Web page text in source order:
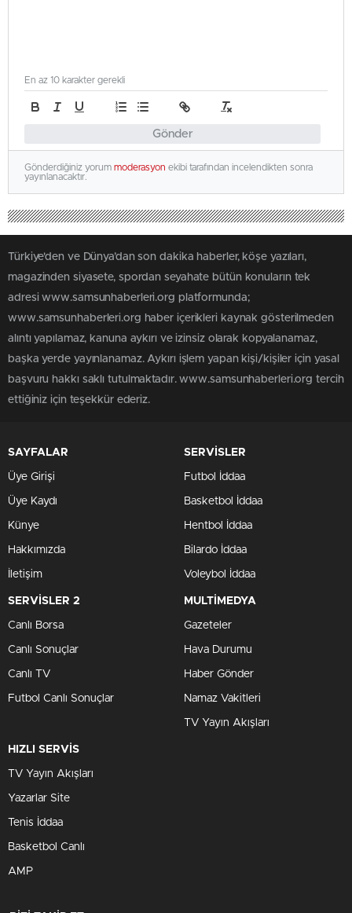
Gönder
En az 10 karakter gerekli
Gönderdiğiniz yorum moderasyon ekibi tarafından incelendikten sonra
yayınlanacaktır.
Türkiye'den ve Dünya’dan son dakika haberler, köşe yazıları,
magazinden siyasete, spordan seyahate bütün konuların tek
adresi www.samsunhaberleri.org platformunda;
www.samsunhaberleri.org haber içerikleri kaynak gösterilmeden
alıntı yapılamaz, kanuna aykırı ve izinsiz olarak kopyalanamaz,
başka yerde yayınlanamaz. Aykırı işlem yapan kişi/kişiler için yasal
başvuru hakkı saklı tutulmaktadır. www.samsunhaberleri.org tercih
ettiğiniz için teşekkür ederiz.
SAYFALAR
Üye Girişi
Üye Kaydı
Künye
Hakkımızda
İletişim
SERVİSLER
Futbol İddaa
Basketbol İddaa
Hentbol İddaa
Bilardo İddaa
Voleybol İddaa
SERVİSLER 2
Canlı Borsa
Canlı Sonuçlar
Canlı TV
Futbol Canlı Sonuçlar
MULTİMEDYA
Gazeteler
Hava Durumu
Haber Gönder
Namaz Vakitleri
TV Yayın Akışları
HIZLI SERVİS
TV Yayın Akışları
Yazarlar Site
Tenis İddaa
Basketbol Canlı
AMP